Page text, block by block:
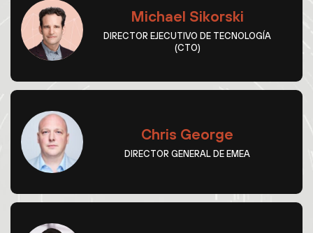
Michael Sikorski
DIRECTOR EJECUTIVO DE TECNOLOGÍA
(CTO)
Chris George
DIRECTOR GENERAL DE EMEA